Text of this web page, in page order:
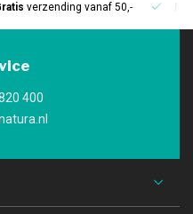
verzending vanaf 50,-
400